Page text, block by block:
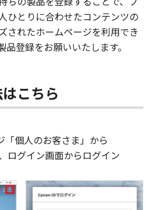
ひとりに合わせたコンテンツの
されたホームページを利用でき
品登録をお願いいたします。
こちら
「個人のお客さま」から
ログイン画面からログイン